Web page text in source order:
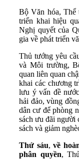
Bộ Văn hóa, Thể
triển khai hiệu
Nghị quyết của
gia về phát triển
Thủ tướng yêu
và Môi trường,
quan liên quan
khai các chương
lưu ý vấn đề
hải đảo, vùng
dân cư để phòng
sách ưu đãi người
sách và giảm
Thứ sáu,về
phân quyền,